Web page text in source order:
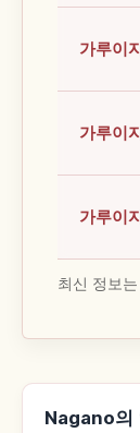
가루이
가루이
가루이
최신 정보
Nagano의